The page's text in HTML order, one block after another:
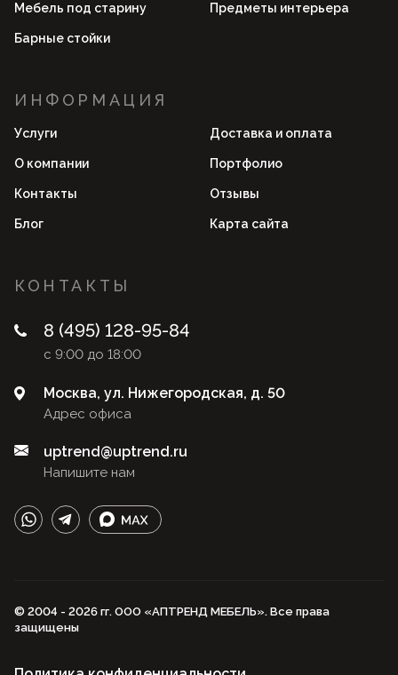
Мебель под старину Предметы интерьера
Барные стойки
ИНФОРМАЦИЯ
Услуги Доставка и оплата
О компании Портфолио
Контакты Отзывы
Блог Карта сайта
КОНТАКТЫ
8 (495) 128-95-84
с 9:00 до 18:00
Адрес офиса
Москва, ул. Нижегородская, д. 50
Напишите нам
uptrend@uptrend.ru
© 2004 - 2026 гг. ООО «АПТРЕНД МЕБЕЛЬ». Все права
защищены